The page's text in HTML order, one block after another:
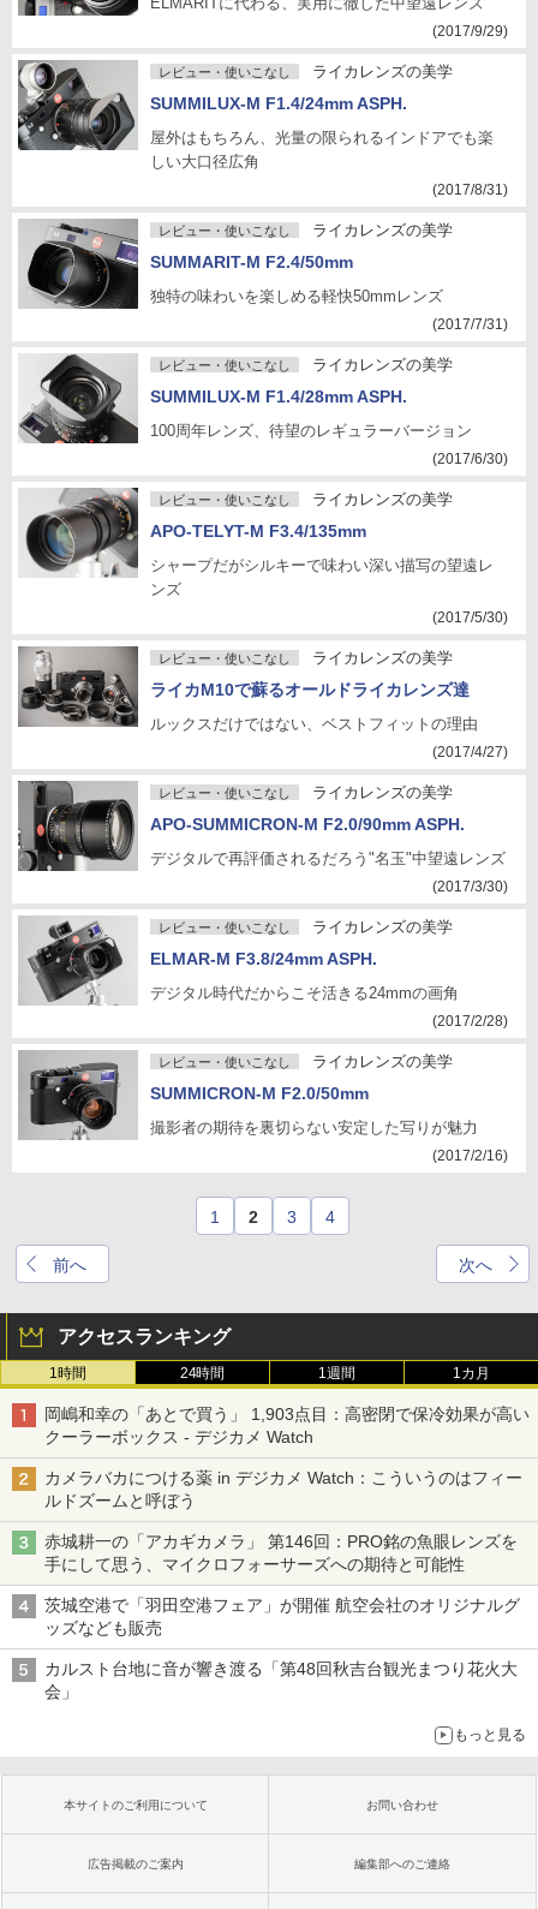
(2017/9/29)
レビュー・使いこなし ライカレンズの美学
SUMMILUX-M F1.4/24mm ASPH.
屋外はもちろん、光量の限られるインドアでも楽
しい大口径広角
(2017/8/31)
レビュー・使いこなし ライカレンズの美学
SUMMARIT-M F2.4/50mm
独特の味わいを楽しめる軽快50mmレンズ
(2017/7/31)
レビュー・使いこなし ライカレンズの美学
SUMMILUX-M F1.4/28mm ASPH.
100周年レンズ、待望のレギュラーバージョン
(2017/6/30)
レビュー・使いこなし ライカレンズの美学
APO-TELYT-M F3.4/135mm
シャープだがシルキーで味わい深い描写の望遠レ
ンズ
(2017/5/30)
レビュー・使いこなし ライカレンズの美学
ライカM10で蘇るオールドライカレンズ達
ルックスだけではない、ベストフィットの理由
(2017/4/27)
レビュー・使いこなし ライカレンズの美学
APO-SUMMICRON-M F2.0/90mm ASPH.
デジタルで再評価されるだろう"名玉"中望遠レンズ
(2017/3/30)
レビュー・使いこなし ライカレンズの美学
ELMAR-M F3.8/24mm ASPH.
デジタル時代だからこそ活きる24mmの画角
(2017/2/28)
レビュー・使いこなし ライカレンズの美学
SUMMICRON-M F2.0/50mm
撮影者の期待を裏切らない安定した写りが魅力
(2017/2/16)
前へ
1 2 3 4
次へ
アクセスランキング
1時間 24時間 1週間 1カ月
岡嶋和幸の「あとで買う」 1,903点目：高密閉で保冷効果が高い
クーラーボックス - デジカメ Watch
カメラバカにつける薬 in デジカメ Watch：こういうのはフィー
ルドズームと呼ぼう
赤城耕一の「アカギカメラ」 第146回：PRO銘の魚眼レンズを
手にして思う、マイクロフォーサーズへの期待と可能性
茨城空港で「羽田空港フェア」が開催 航空会社のオリジナルグ
ッズなども販売
カルスト台地に音が響き渡る「第48回秋吉台観光まつり花火大
会」
もっと見る
本サイトのご利用について お問い合わせ
広告掲載のご案内 編集部へのご連絡